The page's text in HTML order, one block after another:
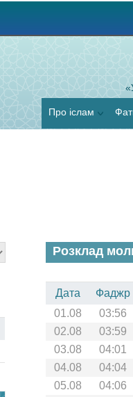
Про іслам
Розклад
Дата Фаджр
01.08
03:56
02.08
03:59
03.08
04:01
04.08
04:04
05.08
04:06